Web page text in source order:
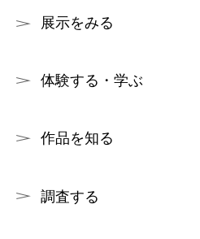
展示をみる
体験する・学ぶ
作品を知る
調査する